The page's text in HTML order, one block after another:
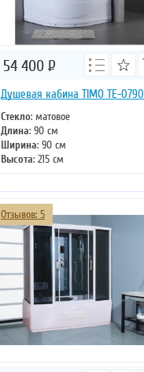
Душевая кабина TIMO TE-0790
Стекло: матовое
Длина: 90 см
Ширина: 90 см
Высота: 215 см
Форма: четверть круга
54 400 Р
Отзывов: 5